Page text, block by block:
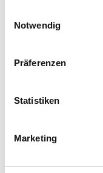
Notwendig
Präferenzen
Statistiken
Marketing
Produkteigenschaft
- Haftungsvermittelnd